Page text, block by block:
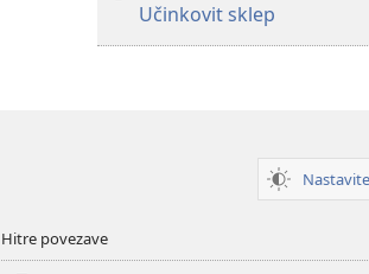
Učinkovit sklep
Hitre povezave